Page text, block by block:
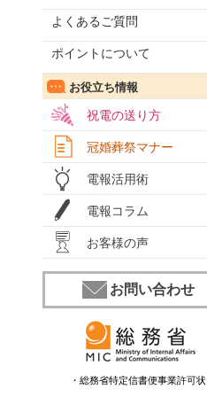
よくあるご質問
ポイントについて
お役立ち情報
祝電の送り方
冠婚葬祭マナー
電報活用術
電報コラム
お客様の声
お問い合わせ
・総務省特定信書便事業許可状